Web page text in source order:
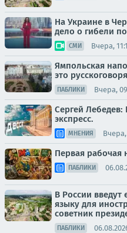
На Украине в
дело о гибели
СМИ Вчера,
Ямпольская
это
ПАБЛИКИ Вчера,
Сергей
экспресс.
МНЕНИЯ
Первая рабочая
ПАБЛИКИ
В России введут
языку для
советник
ПАБЛИКИ